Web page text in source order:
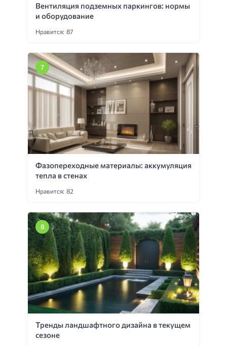
Вентиляция подземных паркингов: нормы
и оборудование
Нравится: 87
Фазопереходные материалы: аккумуляция
тепла в стенах
Нравится: 82
Тренды ландшафтного дизайна в текущем
сезоне